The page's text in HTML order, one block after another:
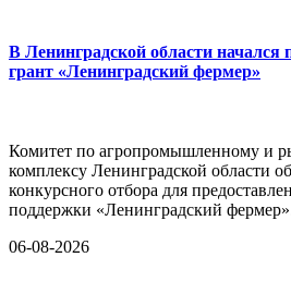
В Ленинградской области начался
грант «Ленинградский фермер»
Комитет по агропромышленному и
комплексу Ленинградской области
конкурсного отбора для
поддержки «Ленинградский
06-08-2026